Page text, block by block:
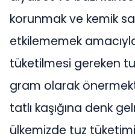
korunmak ve kemik
etkilememek
tüketilmesi gereken
gram olarak
tatlı kaşığına denk
ülkemizde tuz tüketimi